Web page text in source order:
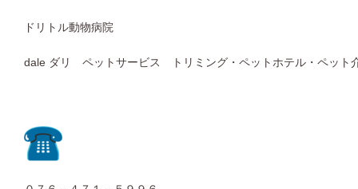
ドリトル動物病院
dale ダリ ペットサービス トリミング・ペットホテル・ペット